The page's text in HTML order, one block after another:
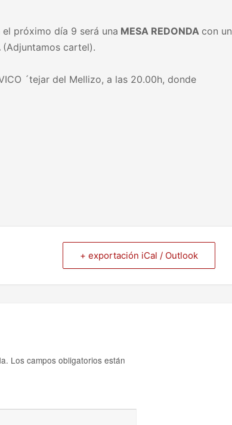
próximo día 9 será una MESA REDONDA con un
(Adjuntamos cartel).
´tejar del Mellizo, a las 20.00h, donde
+ exportación iCal / Outlook
Los campos obligatorios están